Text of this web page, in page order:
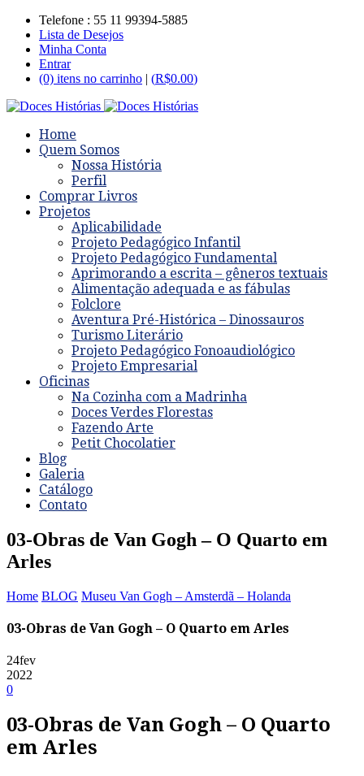
Telefone : 55 11 99394-5885
Lista de Desejos
Minha Conta
Entrar
(0) itens no carrinho | (R$0.00)
Home
Quem Somos
Nossa História
Perfil
Comprar Livros
Projetos
Aplicabilidade
Projeto Pedagógico Infantil
Projeto Pedagógico Fundamental
Aprimorando a escrita – gêneros textuais
Alimentação adequada e as fábulas
Folclore
Aventura Pré-Histórica – Dinossauros
Turismo Literário
Projeto Pedagógico Fonoaudiológico
Projeto Empresarial
Oficinas
Na Cozinha com a Madrinha
Doces Verdes Florestas
Fazendo Arte
Petit Chocolatier
Blog
Galeria
Catálogo
Contato
03-Obras de Van Gogh – O Quarto em
Arles
Home BLOG Museu Van Gogh – Amsterdã – Holanda
03-Obras de Van Gogh – O Quarto em Arles
24fev
2022
0
03-Obras de Van Gogh – O Quarto
em Arles